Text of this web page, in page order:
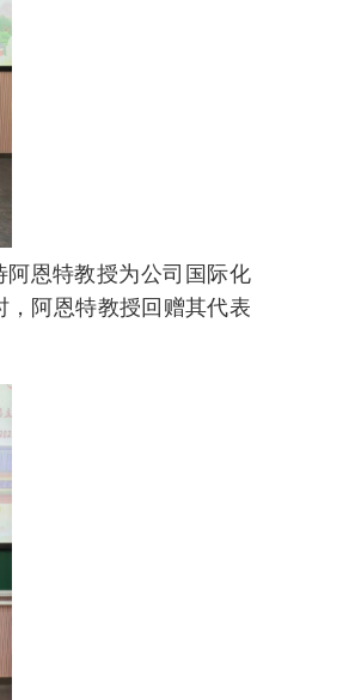
恩特教授为公司国际化
阿恩特教授回赠其代表